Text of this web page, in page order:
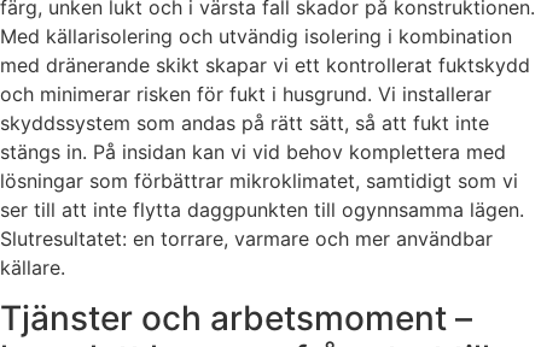
färg, unken lukt och i värsta fall skador på konstruktionen.
Med källarisolering och utvändig isolering i kombination
med dränerande skikt skapar vi ett kontrollerat fuktskydd
och minimerar risken för fukt i husgrund. Vi installerar
skyddssystem som andas på rätt sätt, så att fukt inte
stängs in. På insidan kan vi vid behov komplettera med
lösningar som förbättrar mikroklimatet, samtidigt som vi
ser till att inte flytta daggpunkten till ogynnsamma lägen.
Slutresultatet: en torrare, varmare och mer användbar
källare.
Tjänster och arbetsmoment –